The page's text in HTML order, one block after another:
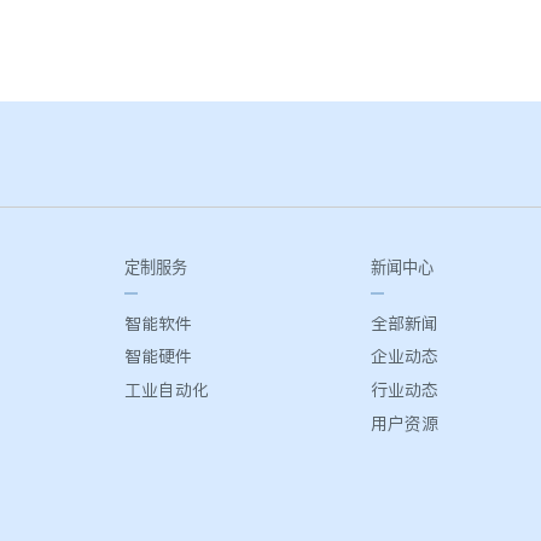
定制服务
智能软件
智能硬件
工业自动化
新闻中心
全部新闻
企业动态
行业动态
用户资源